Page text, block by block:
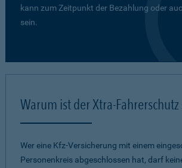
kann zum Zeitpunkt der Bezahlung oder
sein.
Warum ist der Xtra-
Wer eine Kfz-Versicherung mit einem
Personenkreis abgeschlossen hat, darf